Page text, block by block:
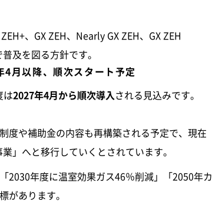
、GX ZEH、Nearly GX ZEH、GX ZEH
及を図る方針です。
月以降、順次スタート予定
は2027年4月から順次導入される見込みです。
度や補助金の内容も再構築される予定で、現在
」へと移行していくとされています。
2030年度に温室効果ガス46％削減」「2050年カ
があります。